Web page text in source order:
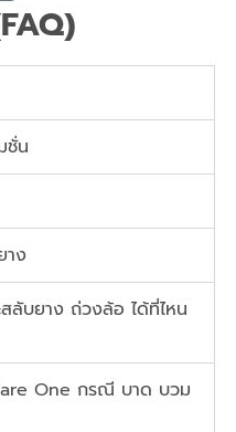
ชั่น
าง
ลับยาง ถ่วงล้อ ได้ที่ไหน
One กรณี บาด บวม